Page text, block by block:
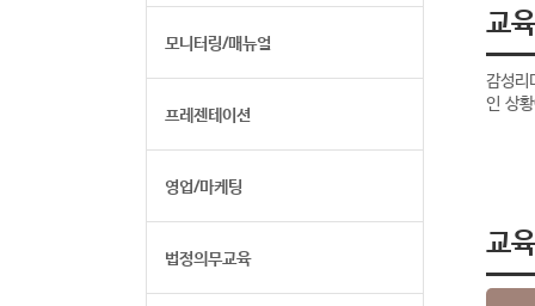
모니터링/매뉴얼
프레젠테이션
영업/마케팅
법정의무교육
교
감성리
인 상
교